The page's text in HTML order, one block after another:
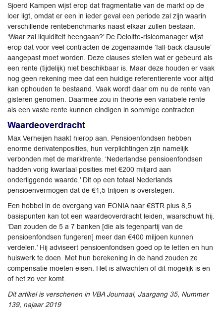
Sjoerd Kampen wijst erop dat fragmentatie van de markt op de
loer ligt, omdat er een in ieder geval een periode zal zijn waarin
verschillende rentebenchmarks naast elkaar zullen bestaan.
‘Waar zal liquiditeit heengaan?’ De Deloitte-risicomanager wijst
erop dat voor veel contracten de zogenaamde ‘fall-back clausule’
aangepast moet worden. Deze clauses stellen wat er gebeurd als
een rente (tijdelijk) niet beschikbaar is. Maar deze houden er vaak
nog geen rekening mee dat een huidige referentierente voor altijd
kan ophouden te bestaand. Vaak wordt daar om nu de rente van
gisteren genomen. Daarmee zou in theorie een variabele rente
als een vaste rente kunnen eindigen in sommige contracten.
Waardeoverdracht
Max Verheijen haakt hierop aan. Pensioenfondsen hebben
enorme derivatenposities, hun verplichtingen zijn namelijk
verbonden met de marktrente. ‘Nederlandse pensioenfondsen
hadden vorig kwartaal posities met €200 miljard aan
onderliggende waarde.’ Dit op een totaal Nederlands
pensioenvermogen dat de €1,5 triljoen is overstegen.
Een hobbel in de overgang van EONIA naar €STR plus 8,5
basispunten kan tot een waardeoverdracht leiden, waarschuwt hij.
‘Dan zouden de 5 a 7 banken [die als tegenpartij van de
pensioenfondsen fungeren] meer dan €400 miljoen kunnen
verdelen.’ Hij adviseert pensioenfondsen goed op te letten en hun
huiswerk te doen. Met hun berekening in de hand zouden ze
compensatie moeten eisen. Het is afwachten of dit mogelijk is en
of het zo ver komt.
Dit artikel is verschenen in VBA Journaal, Jaargang 35, Nummer
139, najaar 2019